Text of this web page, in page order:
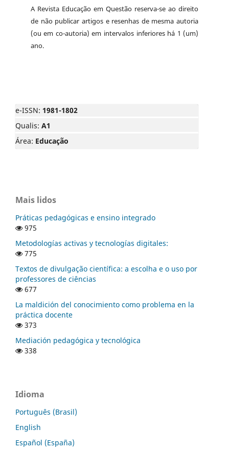
A Revista Educação em Questão reserva-se ao direito
de não publicar artigos e resenhas de mesma autoria
(ou em co-autoria) em intervalos inferiores há 1 (um)
ano.
e-ISSN: 1981-1802
Qualis: A1
Área: Educação
Mais lidos
Práticas pedagógicas e ensino integrado
975
Metodologías activas y tecnologías digitales:
775
Textos de divulgação científica: a escolha e o uso por
professores de ciências
677
La maldición del conocimiento como problema en la
práctica docente
373
Mediación pedagógica y tecnológica
338
Idioma
Português (Brasil)
English
Español (España)